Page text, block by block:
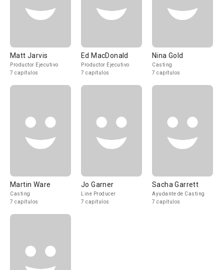
Matt Jarvis
Productor Ejecutivo
7 capítulos
Ed MacDonald
Productor Ejecutivo
7 capítulos
Nina Gold
Casting
7 capítulos
Martin Ware
Casting
7 capítulos
Jo Garner
Line Producer
7 capítulos
Sacha Garrett
Ayudante de Casting
7 capítulos